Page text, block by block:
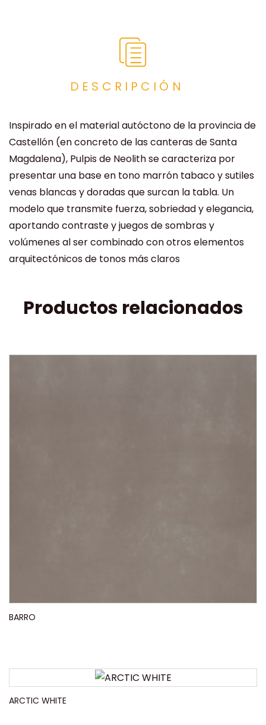
DESCRIPCIÓN
Inspirado en el material autóctono de la provincia de
Castellón (en concreto de las canteras de Santa
Magdalena), Pulpis de Neolith se caracteriza por
presentar una base en tono marrón tabaco y sutiles
venas blancas y doradas que surcan la tabla. Un
modelo que transmite fuerza, sobriedad y elegancia,
aportando contraste y juegos de sombras y
volúmenes al ser combinado con otros elementos
arquitectónicos de tonos más claros
Productos relacionados
BARRO
ARCTIC WHITE